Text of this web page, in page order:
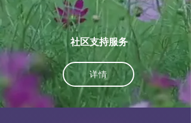
​​社区支持服务
详情